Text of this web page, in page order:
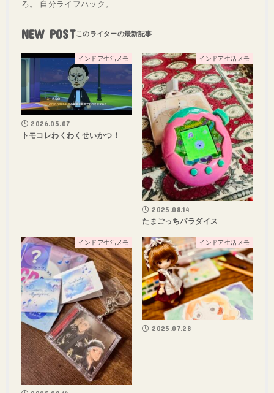
ろ。 自分ライフハック。
NEW POST
インドア生活メモ
2026.05.07
トモコレわくわくせいかつ！
インドア生活メモ
2025.08.14
たまごっちパラダイス
インドア生活メモ インドア生活メモ
2025.07.28